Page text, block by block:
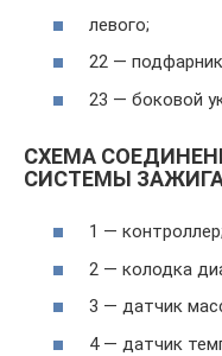
левого;
22 —
23 — боковой
СХЕМА
СИСТЕМЫ
1 — контроллер;
2 — колодка
3 — датчик
4 — датчик